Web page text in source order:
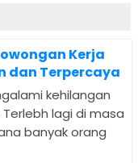
Kerja
dan Terpercaya
kehilangan
lagi di masa
banyak orang